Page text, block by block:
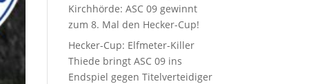
Kirchhörde: ASC 09 gewinnt
zum 8. Mal den Hecker-Cup!
Hecker-Cup: Elfmeter-Killer
Thiede bringt ASC 09 ins
Endspiel gegen Titelverteidiger